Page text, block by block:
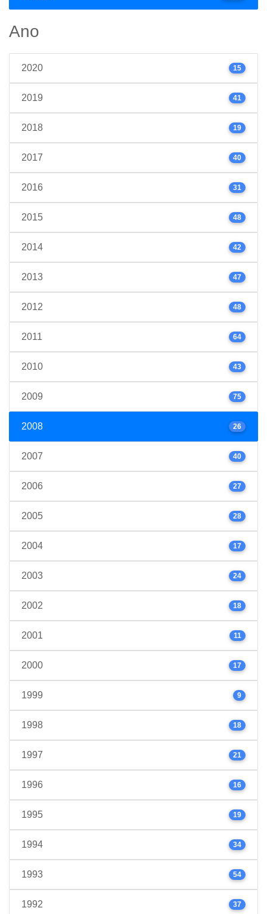
Ano
2020 15
2019 41
2018 19
2017 40
2016 31
2015 48
2014 42
2013 47
2012 48
2011 64
2010 43
2009 75
2008 26
2007 40
2006 27
2005 28
2004 17
2003 24
2002 18
2001 11
2000 17
1999 9
1998 18
1997 21
1996 16
1995 19
1994 34
1993 54
1992 37